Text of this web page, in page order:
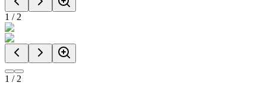
1 / 2
1 / 2